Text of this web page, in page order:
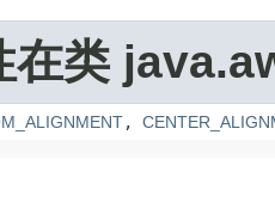
在类
,